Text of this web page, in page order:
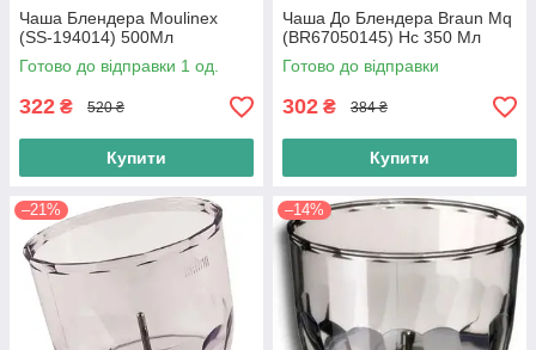
Чаша Блендера Moulinex
(SS-194014) 500Мл
Готово до відправки 1 од.
322 ₴ 520 ₴
Купити
Чаша До Блендера Braun Mq
(BR67050145) Hc 350 Мл
Готово до відправки
302 ₴ 384 ₴
Купити
–21% –14%